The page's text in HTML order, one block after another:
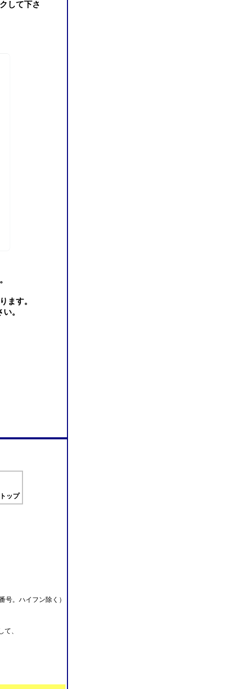
して下さ
ます。
。
ップ
号。ハイフン除く）
、